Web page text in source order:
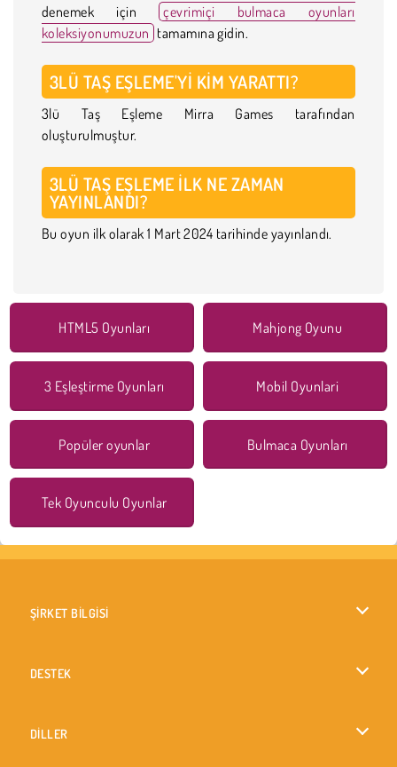
denemek için çevrimiçi bulmaca oyunları
koleksiyonumuzun tamamına gidin.
3LÜ TAŞ EŞLEME'YI KIM YARATTI?
3lü Taş Eşleme Mirra Games tarafından
oluşturulmuştur.
3LÜ TAŞ EŞLEME ILK NE ZAMAN
YAYINLANDI?
Bu oyun ilk olarak 1 Mart 2024 tarihinde yayınlandı.
HTML5 Oyunları Mahjong Oyunu
3 Eşleştirme Oyunları Mobil Oyunlari
Popüler oyunlar Bulmaca Oyunları
Tek Oyunculu Oyunlar
ŞİRKET BİLGİSİ
DESTEK
DİLLER